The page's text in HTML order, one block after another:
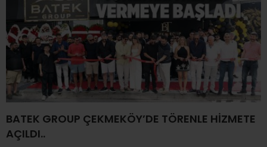
BATEK GROUP ÇEKMEKÖY’DE TÖRENLE HİZMETE
AÇILDI..